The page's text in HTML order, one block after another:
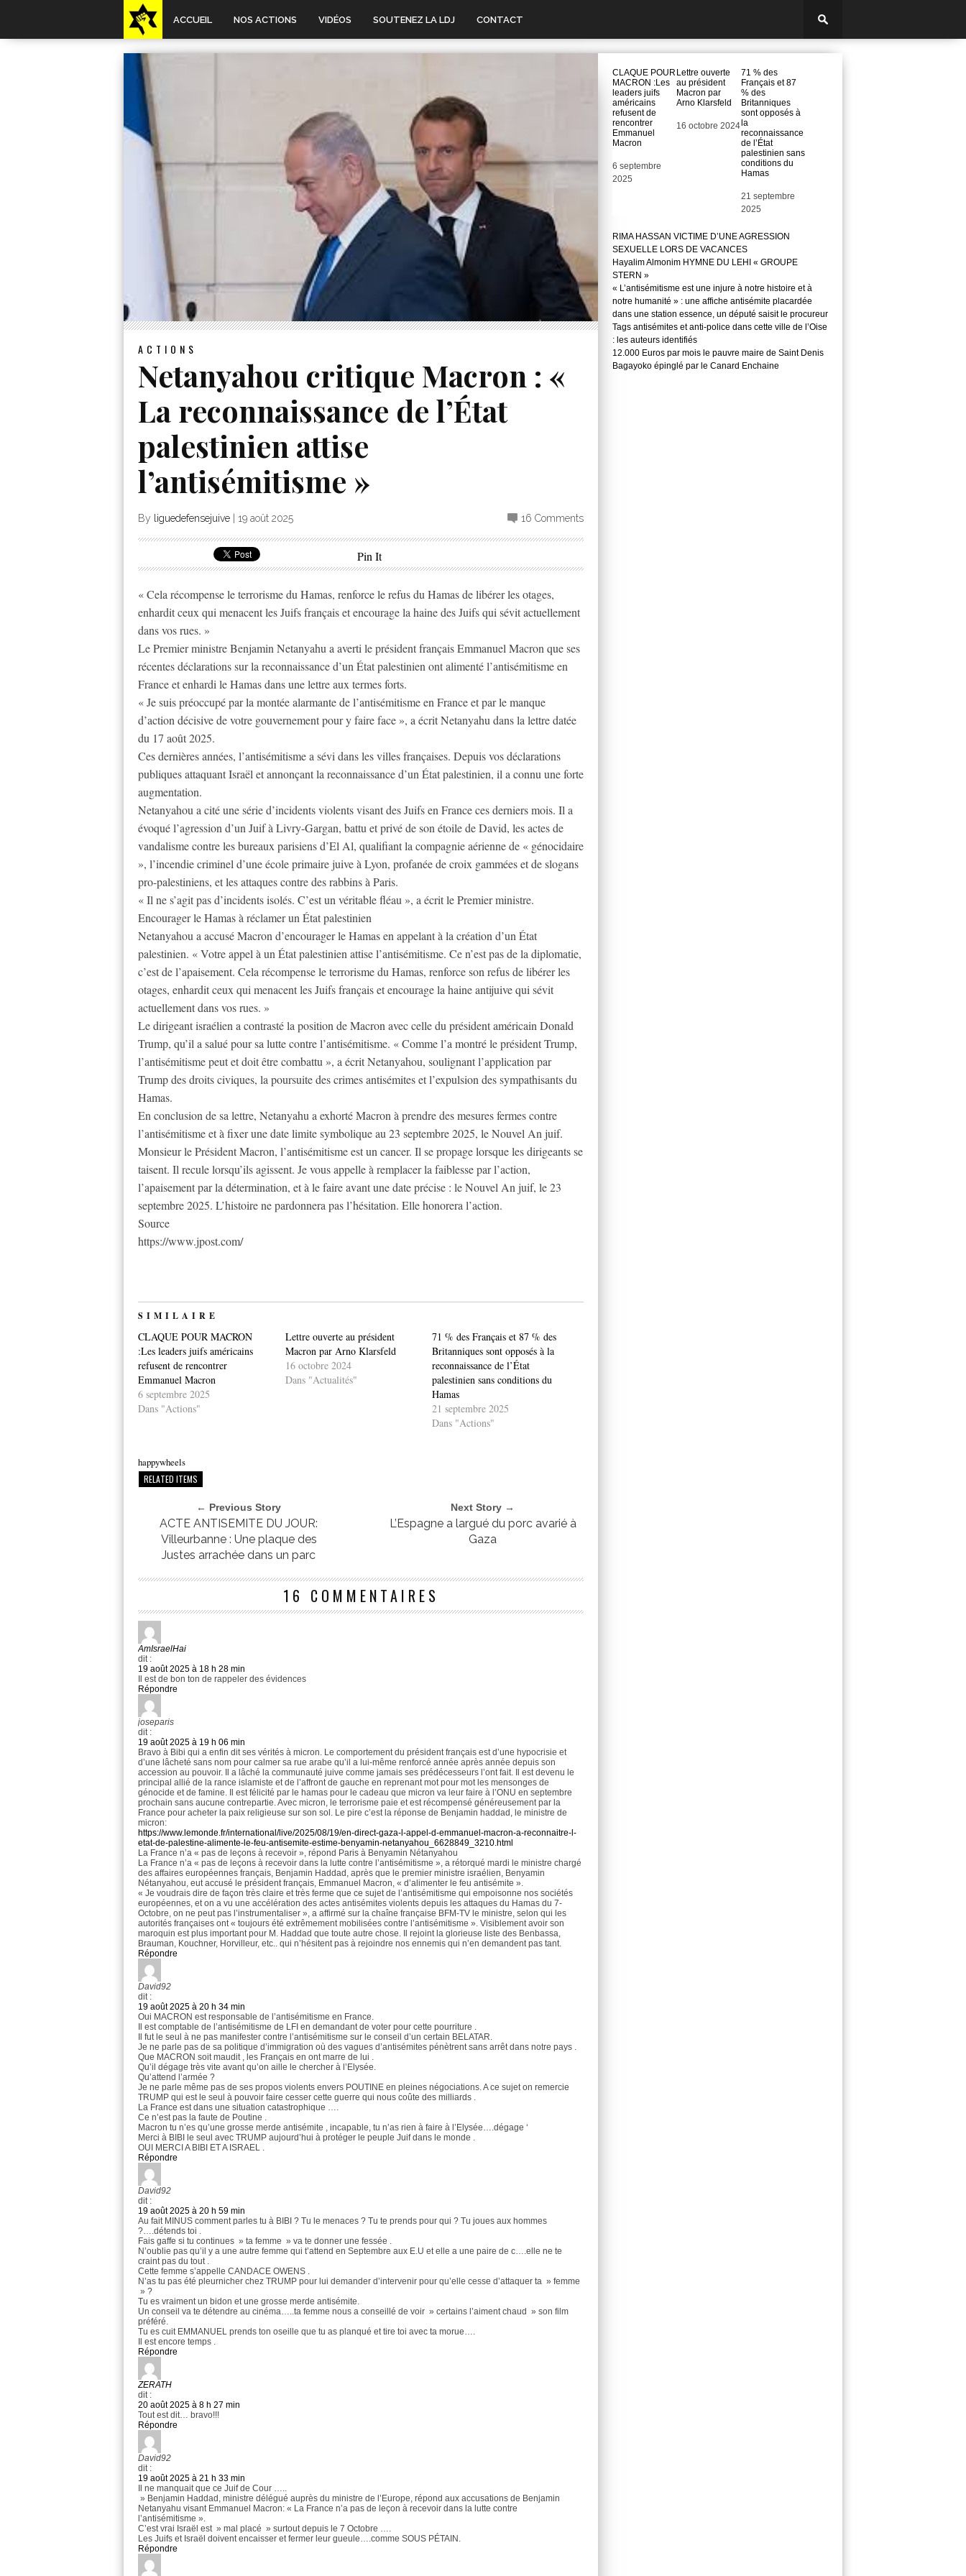
ACCUEIL NOS ACTIONS VIDÉOS SOUTENEZ LA LDJ CONTACT
ACTIONS
Netanyahou critique Macron : «
La reconnaissance de l’État
palestinien attise
l’antisémitisme »
By liguedefensejuive 19 août 2025 16 Comments
Pin It
« Cela récompense le terrorisme du Hamas, renforce le refus du Hamas de libérer les otages,
enhardit ceux qui menacent les Juifs français et encourage la haine des Juifs qui sévit actuellement
dans vos rues. »
Le Premier ministre Benjamin Netanyahu a averti le président français Emmanuel Macron que ses
récentes déclarations sur la reconnaissance d’un État palestinien ont alimenté l’antisémitisme en
France et enhardi le Hamas dans une lettre aux termes forts.
« Je suis préoccupé par la montée alarmante de l’antisémitisme en France et par le manque
d’action décisive de votre gouvernement pour y faire face », a écrit Netanyahu dans la lettre datée
du 17 août 2025.
Ces dernières années, l’antisémitisme a sévi dans les villes françaises. Depuis vos déclarations
publiques attaquant Israël et annonçant la reconnaissance d’un État palestinien, il a connu une forte
augmentation.
Netanyahou a cité une série d’incidents violents visant des Juifs en France ces derniers mois. Il a
évoqué l’agression d’un Juif à Livry-Gargan, battu et privé de son étoile de David, les actes de
vandalisme contre les bureaux parisiens d’El Al, qualifiant la compagnie aérienne de « génocidaire
», l’incendie criminel d’une école primaire juive à Lyon, profanée de croix gammées et de slogans
pro-palestiniens, et les attaques contre des rabbins à Paris.
« Il ne s’agit pas d’incidents isolés. C’est un véritable fléau », a écrit le Premier ministre.
Encourager le Hamas à réclamer un État palestinien
Netanyahou a accusé Macron d’encourager le Hamas en appelant à la création d’un État
palestinien. « Votre appel à un État palestinien attise l’antisémitisme. Ce n’est pas de la diplomatie,
c’est de l’apaisement. Cela récompense le terrorisme du Hamas, renforce son refus de libérer les
otages, enhardit ceux qui menacent les Juifs français et encourage la haine antijuive qui sévit
actuellement dans vos rues. »
Le dirigeant israélien a contrasté la position de Macron avec celle du président américain Donald
Trump, qu’il a salué pour sa lutte contre l’antisémitisme. « Comme l’a montré le président Trump,
l’antisémitisme peut et doit être combattu », a écrit Netanyahou, soulignant l’application par
Trump des droits civiques, la poursuite des crimes antisémites et l’expulsion des sympathisants du
Hamas.
En conclusion de sa lettre, Netanyahu a exhorté Macron à prendre des mesures fermes contre
l’antisémitisme et à fixer une date limite symbolique au 23 septembre 2025, le Nouvel An juif.
Monsieur le Président Macron, l’antisémitisme est un cancer. Il se propage lorsque les dirigeants se
taisent. Il recule lorsqu’ils agissent. Je vous appelle à remplacer la faiblesse par l’action,
l’apaisement par la détermination, et à le faire avant une date précise : le Nouvel An juif, le 23
septembre 2025. L’histoire ne pardonnera pas l’hésitation. Elle honorera l’action.
Source
https://www.jpost.com/
SIMILAIRE
CLAQUE POUR MACRON
:Les leaders juifs américains
refusent de rencontrer
Emmanuel Macron
6 septembre 2025
Dans "Actions"
Lettre ouverte au président
Macron par Arno Klarsfeld
16 octobre 2024
Dans "Actualités"
71 % des Français et 87 % des
Britanniques sont opposés à la
reconnaissance de l’État
palestinien sans conditions du
Hamas
21 septembre 2025
Dans "Actions"
happywheels
RELATED ITEMS
← Previous Story
ACTE ANTISEMITE DU JOUR:
Villeurbanne : Une plaque des
Justes arrachée dans un parc
Next Story →
L’Espagne a largué du porc avarié à
Gaza
16 COMMENTAIRES
AmIsraelHai
dit :
19 août 2025 à 18 h 28 min
Il est de bon ton de rappeler des évidences
Répondre
joseparis
dit :
19 août 2025 à 19 h 06 min
Bravo à Bibi qui a enfin dit ses vérités à micron. Le comportement du président français est d’une hypocrisie et
d’une lâcheté sans nom pour calmer sa rue arabe qu’il a lui-même renforcé année après année depuis son
accession au pouvoir. Il a lâché la communauté juive comme jamais ses prédécesseurs l’ont fait. Il est devenu le
principal allié de la rance islamiste et de l’affront de gauche en reprenant mot pour mot les mensonges de
génocide et de famine. Il est félicité par le hamas pour le cadeau que micron va leur faire à l’ONU en septembre
prochain sans aucune contrepartie. Avec micron, le terrorisme paie et est récompensé généreusement par la
France pour acheter la paix religieuse sur son sol. Le pire c’est la réponse de Benjamin haddad, le ministre de
micron:
https://www.lemonde.fr/international/live/2025/08/19/en-direct-gaza-l-appel-d-emmanuel-macron-a-reconnaitre-l-
etat-de-palestine-alimente-le-feu-antisemite-estime-benyamin-netanyahou_6628849_3210.html
La France n’a « pas de leçons à recevoir », répond Paris à Benyamin Nétanyahou
La France n’a « pas de leçons à recevoir dans la lutte contre l’antisémitisme », a rétorqué mardi le ministre chargé
des affaires européennes français, Benjamin Haddad, après que le premier ministre israélien, Benyamin
Nétanyahou, eut accusé le président français, Emmanuel Macron, « d’alimenter le feu antisémite ».
« Je voudrais dire de façon très claire et très ferme que ce sujet de l’antisémitisme qui empoisonne nos sociétés
européennes, et on a vu une accélération des actes antisémites violents depuis les attaques du Hamas du 7-
Octobre, on ne peut pas l’instrumentaliser », a affirmé sur la chaîne française BFM-TV le ministre, selon qui les
autorités françaises ont « toujours été extrêmement mobilisées contre l’antisémitisme ». Visiblement avoir son
maroquin est plus important pour M. Haddad que toute autre chose. Il rejoint la glorieuse liste des Benbassa,
Brauman, Kouchner, Horvilleur, etc.. qui n’hésitent pas à rejoindre nos ennemis qui n’en demandent pas tant.
Répondre
David92
dit :
19 août 2025 à 20 h 34 min
Oui MACRON est responsable de l’antisémitisme en France.
Il est comptable de l’antisémitisme de LFI en demandant de voter pour cette pourriture .
Il fut le seul à ne pas manifester contre l’antisémitisme sur le conseil d’un certain BELATAR.
Je ne parle pas de sa politique d’immigration où des vagues d’antisémites pénètrent sans arrêt dans notre pays .
Que MACRON soit maudit , les Français en ont marre de lui .
Qu’il dégage très vite avant qu’on aille le chercher à l’Elysée.
Qu’attend l’armée ?
Je ne parle même pas de ses propos violents envers POUTINE en pleines négociations. A ce sujet on remercie
TRUMP qui est le seul à pouvoir faire cesser cette guerre qui nous coûte des milliards .
La France est dans une situation catastrophique ….
Ce n’est pas la faute de Poutine .
Macron tu n’es qu’une grosse merde antisémite , incapable, tu n’as rien à faire à l’Elysée….dégage ‘
Merci à BIBI le seul avec TRUMP aujourd’hui à protéger le peuple Juif dans le monde .
OUI MERCI A BIBI ET A ISRAEL .
Répondre
David92
dit :
19 août 2025 à 20 h 59 min
Au fait MINUS comment parles tu à BIBI ? Tu le menaces ? Tu te prends pour qui ? Tu joues aux hommes
?….détends toi .
Fais gaffe si tu continues » ta femme » va te donner une fessée .
N’oublie pas qu’il y a une autre femme qui t’attend en Septembre aux E.U et elle a une paire de c….elle ne te
craint pas du tout .
Cette femme s’appelle CANDACE OWENS .
N’as tu pas été pleurnicher chez TRUMP pour lui demander d’intervenir pour qu’elle cesse d’attaquer ta » femme
» ?
Tu es vraiment un bidon et une grosse merde antisémite.
Un conseil va te détendre au cinéma…..ta femme nous a conseillé de voir » certains l’aiment chaud » son film
préféré.
Tu es cuit EMMANUEL prends ton oseille que tu as planqué et tire toi avec ta morue….
Il est encore temps .
Répondre
ZERATH
dit :
20 août 2025 à 8 h 27 min
Tout est dit… bravo!!!
Répondre
David92
dit :
19 août 2025 à 21 h 33 min
Il ne manquait que ce Juif de Cour …..
» Benjamin Haddad, ministre délégué auprès du ministre de l’Europe, répond aux accusations de Benjamin
Netanyahu visant Emmanuel Macron: « La France n’a pas de leçon à recevoir dans la lutte contre
l’antisémitisme ».
C’est vrai Israël est » mal placé » surtout depuis le 7 Octobre ….
Les Juifs et Israël doivent encaisser et fermer leur gueule….comme SOUS PÉTAIN.
Répondre
CLAQUE POUR
MACRON :Les
leaders juifs
américains
refusent de
rencontrer
Emmanuel
Macron
Date
6 septembre
2025
Lettre ouverte
au président
Macron par
Arno Klarsfeld
Date
16 octobre 2024
71 % des
Français et 87
% des
Britanniques
sont opposés à
la
reconnaissance
de l’État
palestinien sans
conditions du
Hamas
Date
21 septembre
2025
RIMA HASSAN VICTIME D’UNE AGRESSION
SEXUELLE LORS DE VACANCES
Hayalim Almonim HYMNE DU LEHI « GROUPE
STERN »
« L’antisémitisme est une injure à notre histoire et à
notre humanité » : une affiche antisémite placardée
dans une station essence, un député saisit le procureur
Tags antisémites et anti-police dans cette ville de l’Oise
: les auteurs identifiés
12.000 Euros par mois le pauvre maire de Saint Denis
Bagayoko épinglé par le Canard Enchaine